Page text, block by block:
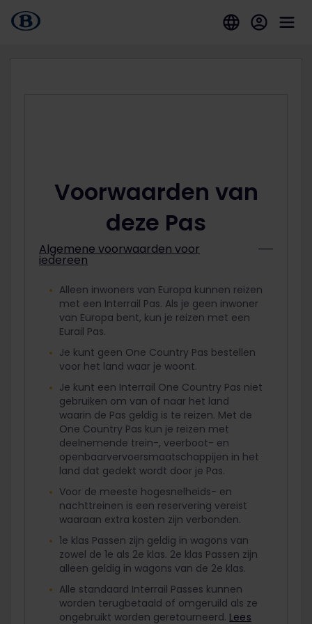
Voorwaarden van
deze Pas
Algemene voorwaarden voor
iedereen
Alleen inwoners van Europa kunnen reizen
met een Interrail Pas. Als je geen inwoner
van Europa bent, kun je reizen met een
Eurail Pas.
Je kunt geen One Country Pas bestellen
voor het land waar je woont.
Je kunt een Interrail One Country Pas niet
gebruiken om van of naar het land
waarin de Pas geldig is te reizen. Met de
One Country Pas kun je reizen met
deelnemende trein-, veerboot- en
openbaarvervoersmaatschappijen in het
land dat gedekt wordt door je Pas.
Voor de meeste hogesnelheids- en
nachttreinen is een reservering vereist
waaraan extra kosten zijn verbonden.
1e klas Passen zijn geldig in wagons van
zowel de 1e als 2e klas. 2e klas Passen zijn
alleen geldig in wagons van de 2e klas.
Alle standaard Interrail Passes kunnen
worden terugbetaald of omgeruild als ze
ongebruikt worden geretourneerd. Lees